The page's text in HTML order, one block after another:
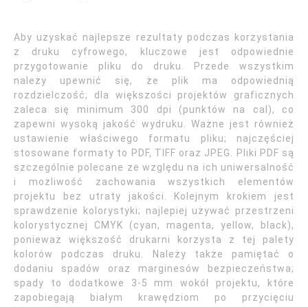
Aby uzyskać najlepsze rezultaty podczas korzystania
z druku cyfrowego, kluczowe jest odpowiednie
przygotowanie pliku do druku. Przede wszystkim
należy upewnić się, że plik ma odpowiednią
rozdzielczość; dla większości projektów graficznych
zaleca się minimum 300 dpi (punktów na cal), co
zapewni wysoką jakość wydruku. Ważne jest również
ustawienie właściwego formatu pliku; najczęściej
stosowane formaty to PDF, TIFF oraz JPEG. Pliki PDF są
szczególnie polecane ze względu na ich uniwersalność
i możliwość zachowania wszystkich elementów
projektu bez utraty jakości. Kolejnym krokiem jest
sprawdzenie kolorystyki; najlepiej używać przestrzeni
kolorystycznej CMYK (cyan, magenta, yellow, black),
ponieważ większość drukarni korzysta z tej palety
kolorów podczas druku. Należy także pamiętać o
dodaniu spadów oraz marginesów bezpieczeństwa;
spady to dodatkowe 3-5 mm wokół projektu, które
zapobiegają białym krawędziom po przycięciu